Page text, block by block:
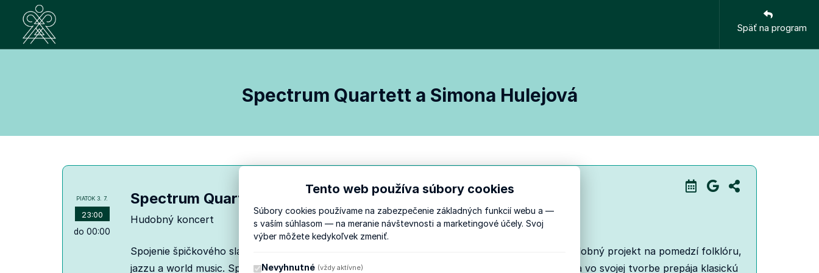
Späť na program
Spectrum Quartett a Simona Hulejová
PIATOK 3. 7.
23:00
do 00:00
Spectrum Quartett a Simona Hulejová
Hudobný koncert
Spojenie špičkového sláčikového kvarteta a výraznej slovenskej speváčky prináša jedinečný hudobný projekt na pomedzí folklóru,
jazzu a world music. Spectrum Quartett patrí medzi výrazné telesá mladej hudobnej generácie a vo svojej tvorbe prepája klasickú
Tento web používa súbory cookies
Súbory cookies používame na zabezpečenie základných funkcií webu a —
s vaším súhlasom — na meranie návštevnosti a marketingové účely. Svoj
výber môžete kedykoľvek zmeniť.
Nevyhnutné (vždy aktívne)